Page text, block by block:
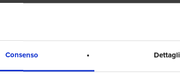
Consenso Dettagli